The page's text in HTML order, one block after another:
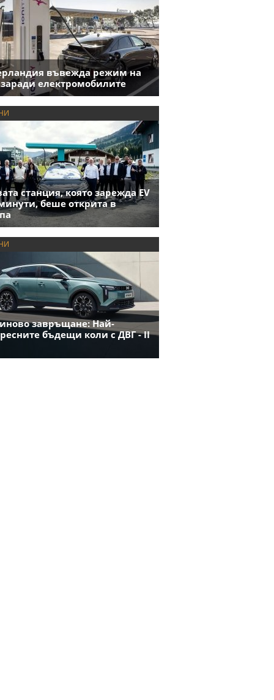
въвежда режим на
заради електромобилите
станция, която зарежда EV
беше открита в
завръщане: Най-
бъдещи коли с ДВГ - II